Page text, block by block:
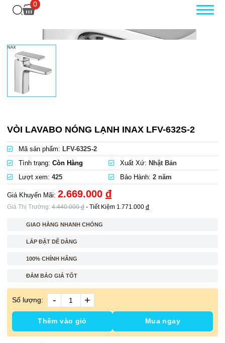
0
VÒI LAVABO NÓNG LẠNH INAX LFV-632S-2
Mã sản phẩm: LFV-632S-2
Tình trạng: Còn Hàng Xuất Xứ: Nhật Bản
Lượt xem: 425 Bảo Hành: 2 năm
Giá Khuyến Mãi: 2.669.000 đ
Giá Thị Trường: 4.440.000đ - Tiết Kiệm 1.771.000 đ
GIAO HÀNG NHANH CHÓNG
LẮP ĐẶT DỄ DÀNG
100% CHÍNH HÃNG
ĐẢM BẢO GIÁ TỐT
Số lượng: - +
Thêm vào giỏ Mua ngay